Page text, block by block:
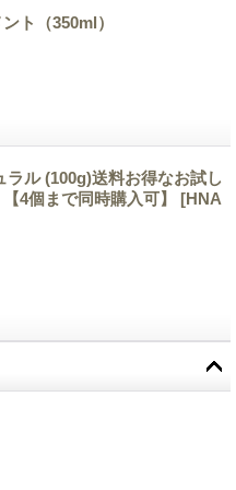
ト（350ml）
ラル (100g)送料お得なお試し
4個まで同時購入可】 [HNA